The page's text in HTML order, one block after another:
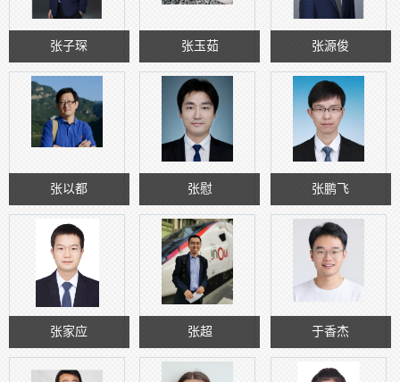
张子琛 张玉茹 张源俊
张以都 张慰 张鹏飞
张家应 张超 于香杰